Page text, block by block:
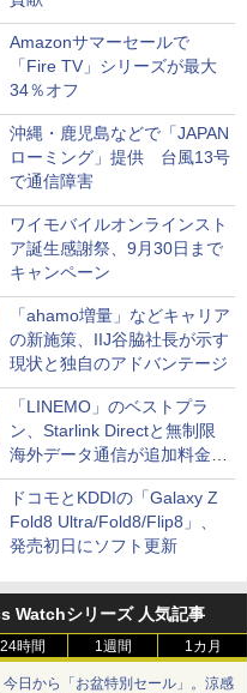
Amazonサマーセールで
「Fire TV」シリーズが最大
34％オフ
沖縄・鹿児島などで「JAPAN
ローミング」提供 台風13号
で通信障害
ワイモバイルオンラインスト
ア誕生感謝祭、9月30日まで
キャンペーン
「ahamo増量」などキャリア
の新施策、IIJ谷脇社長が示す
現状と独自のアドバンテージ
「LINEMO」のベストプラ
ン、Starlink Directと無制限
海外データ通信が追加料金な
しに
ドコモとKDDIの「Galaxy Z
Fold8 Ultra/Fold8/Flip8」、
発売初日にソフト更新
Watchシリーズ 人気記事
24時間 1週間 1カ月
日から「お盆特別セール」。涼感